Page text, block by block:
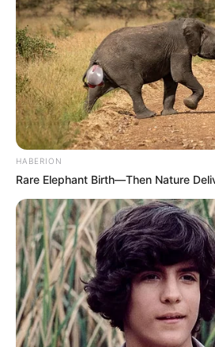
HABERION
Rare Elephant Birth—Then Nature